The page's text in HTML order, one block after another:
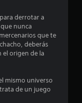
c
n
derrotar a
nunca
que te
deberás
origen de la
mismo universo
de un juego